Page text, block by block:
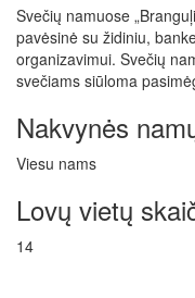
Svečių namuose
pavėsinė su židiniu,
organizavimui. Svečių
svečiams siūloma
Nakvynės
Viesu nams
Lovų vietų
14